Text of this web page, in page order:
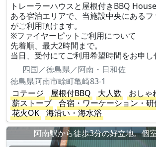
トレーラーハウスと屋根付きBBQ
ある宿泊エリアで、当施設中央にあるフ
がご利用頂けます。
※ファイヤーピットご利用について
先着順、最大2時間まで。
当日、受付にてご利用希望時間をお申し
四国／徳島県／阿南・日和佐
徳島県阿南市畭町亀崎83-1
コテージ
屋根付BBQ 大人数 おしゃ
薪ストーブ
合宿・ワーケーション・研
花火OK
海沿い・海水浴
阿南駅から徒歩3分の好立地。個室